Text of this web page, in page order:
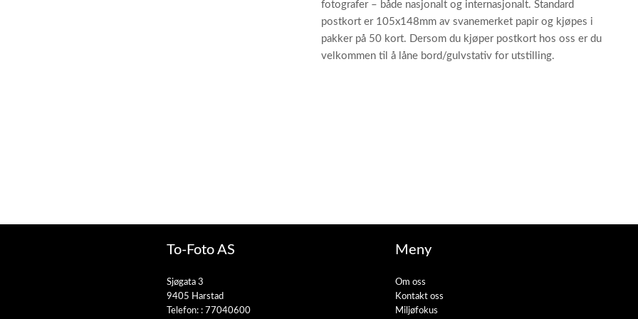
fotografer – både nasjonalt og internasjonalt. Standard
postkort er 105x148mm av svanemerket papir og kjøpes i
pakker på 50 kort. Dersom du kjøper postkort hos oss er du
velkommen til å låne bord/gulvstativ for utstilling.
To-Foto AS
Sjøgata 3
9405 Harstad
Telefon: : 77040600
Meny
Om oss
Kontakt oss
Miljøfokus